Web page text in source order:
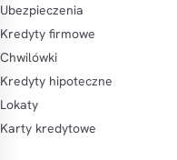
Ubezpieczenia
Kredyty firmowe
Chwilówki
Kredyty hipoteczne
Lokaty
Karty kredytowe